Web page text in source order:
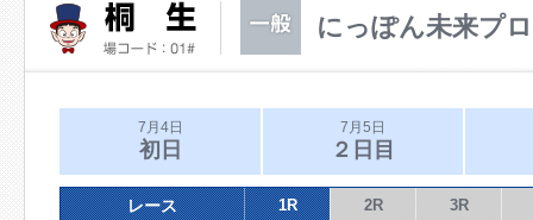
にっぽん未来プ
7月4日
初日
7月5日
２日目
レース 1R 2R 3R